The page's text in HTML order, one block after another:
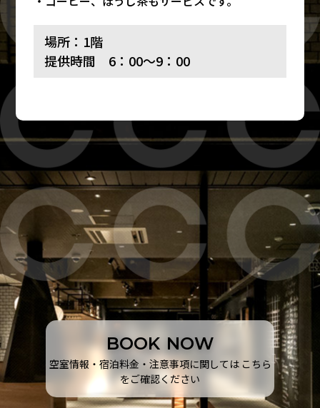
場所：1階
提供時間 6：00～9：00
BOOK NOW
空室情報・宿泊料金・注意事項に関しては こちら
をご確認ください